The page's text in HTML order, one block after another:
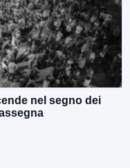
nel segno dei